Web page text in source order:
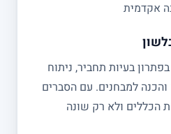
אקדמית
בעיות תחביר, ניתוח
למבחנים. עם הסברים
הכללים ולא רק שונה